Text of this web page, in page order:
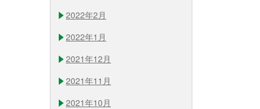
2022年2月
2022年1月
2021年12月
2021年11月
2021年10月